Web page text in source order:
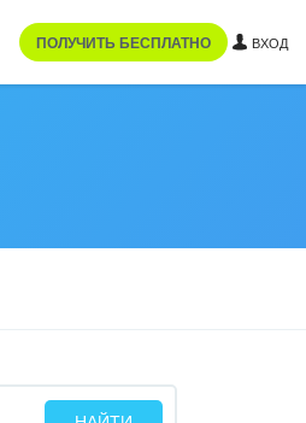
ПОЛУЧИТЬ БЕСПЛАТНО ВХОД